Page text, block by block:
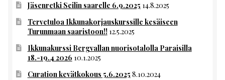
Jäsenretki Seilin saarelle 6.9.2025 14.8.2025
Tervetuloa Ikkunakorjauskurssille kesäiseen
Turunmaan saaristoon!! 12.5.2025
Ikkunakurssi Bergvallan nuorisotalolla Paraisilla
18.-19.4 2026 10.1.2025
Curation kevätkokous 5.6.2025 8.10.2024